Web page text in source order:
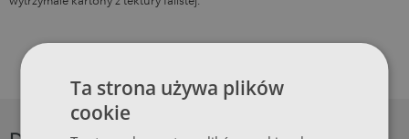
Ta strona używa plików
cookie